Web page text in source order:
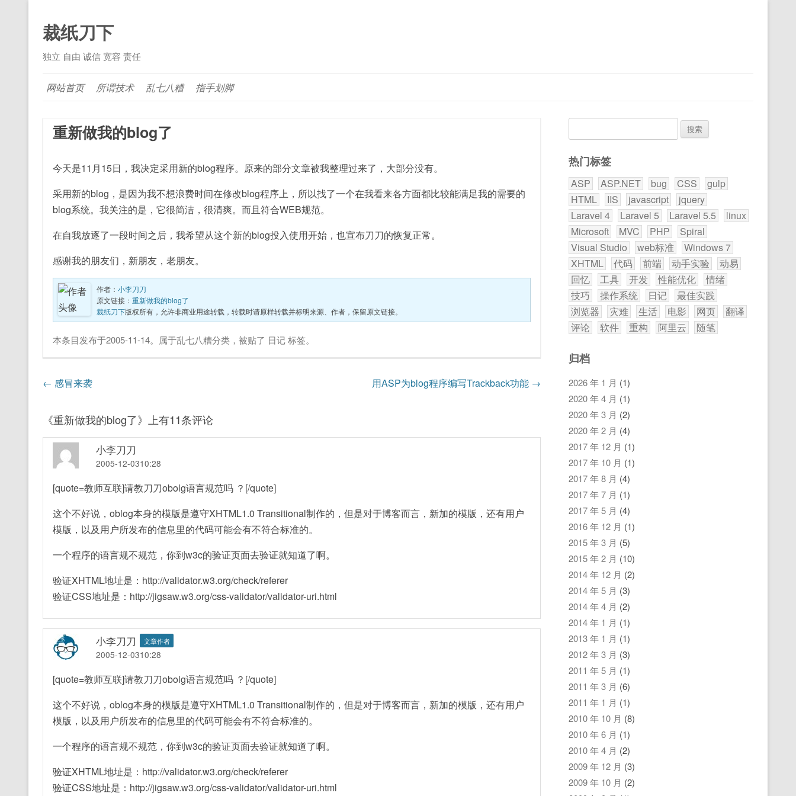
裁纸刀下
独立 自由 诚信 宽容 责任
网站首页 所谓技术 乱七八糟 指手划脚
重新做我的blog了
今天是11月15日，我决定采用新的blog程序。原来的部分文章被我整理过来了，大部分没有。
采用新的blog，是因为我不想浪费时间在修改blog程序上，所以找了一个在我看来各方面都比较能满足我的需要的
blog系统。我关注的是，它很简洁，很清爽。而且符合WEB规范。
在自我放逐了一段时间之后，我希望从这个新的blog投入使用开始，也宣布刀刀的恢复正常。
感谢我的朋友们，新朋友，老朋友。
作者： 小李刀刀
原文链接： 重新做我的blog了
裁纸刀下版权所有，允许非商业用途转载，转载时请原样转载并标明来源、作者，保留原文链接。
本条目发布于2005-11-14。属于乱七八糟分类，被贴了 日记标签。
文章导航
← 感冒来袭 用ASP为blog程序编写Trackback功能 →
《重新做我的blog了》上有11条评论
小李刀刀
2005-12-0310:28
[quote=教师互联]请教刀刀obolg语言规范吗 ？[/quote]
这个不好说，oblog本身的模版是遵守XHTML1.0 Transitional制作的，但是对于博客而言，新加的模版，还有用户
模版，以及用户所发布的信息里的代码可能会有不符合标准的。
一个程序的语言规不规范，你到w3c的验证页面去验证就知道了啊。
验证XHTML地址是：http://validator.w3.org/check/referer
验证CSS地址是：http://jigsaw.w3.org/css-validator/validator-uri.html
小李刀刀 文章作者
2005-12-0310:28
[quote=教师互联]请教刀刀obolg语言规范吗 ？[/quote]
这个不好说，oblog本身的模版是遵守XHTML1.0 Transitional制作的，但是对于博客而言，新加的模版，还有用户
模版，以及用户所发布的信息里的代码可能会有不符合标准的。
一个程序的语言规不规范，你到w3c的验证页面去验证就知道了啊。
验证XHTML地址是：http://validator.w3.org/check/referer
验证CSS地址是：http://jigsaw.w3.org/css-validator/validator-uri.html
索：
热门标签
ASP ASP.NET bug CSS
gulp
HTML
IIS javascript
jquery
Laravel 4
Laravel 5 Laravel 5.5
linux
Microsoft
MVC PHP
Spiral
Visual Studio
web标准
Windows 7
XHTML
代码 前端 动手实验
动易
回忆
工具 开发 性能优化
情绪
技巧
操作系统 日记
最佳实践
浏览器
灾难 生活 电影 网页
翻译
评论
软件 重构 阿里云 随笔
归档
2026 年 1 月 (1)
2020 年 4 月 (1)
2020 年 3 月 (2)
2020 年 2 月 (4)
2017 年 12 月 (1)
2017 年 10 月 (1)
2017 年 8 月 (4)
2017 年 7 月 (1)
2017 年 5 月 (4)
2016 年 12 月 (1)
2015 年 3 月 (5)
2015 年 2 月 (10)
2014 年 12 月 (2)
2014 年 5 月 (3)
2014 年 4 月 (2)
2014 年 1 月 (1)
2013 年 1 月 (1)
2012 年 3 月 (3)
2011 年 5 月 (1)
2011 年 3 月 (6)
2011 年 1 月 (1)
2010 年 10 月 (8)
2010 年 6 月 (1)
2010 年 4 月 (2)
2009 年 12 月 (3)
2009 年 10 月 (2)